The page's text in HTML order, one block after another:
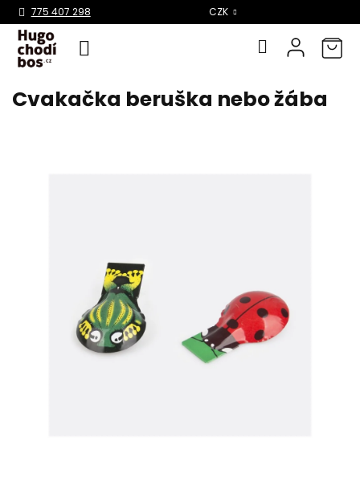
Přejít
775 407 298 CZK
Cvakačka beruška nebo žába